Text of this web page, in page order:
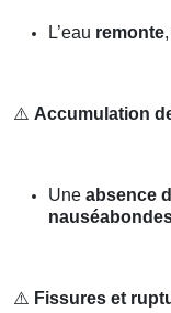
L’eau remonte
⚠️ Accumulation
Uneabsence
⚠️ Fissures et